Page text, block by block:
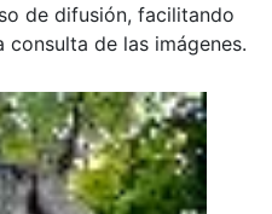
de difusión, facilitando
de las imágenes.